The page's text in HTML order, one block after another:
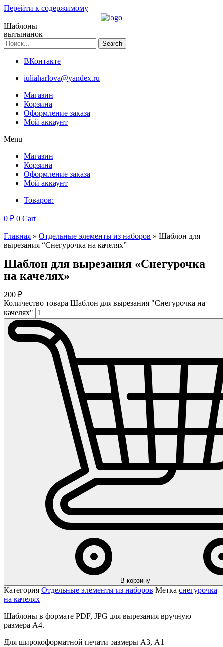
Перейти к содержимому
Шаблоны
вытынанок
Search
ВКонтакте
iuliaharlova@yandex.ru
Магазин
Корзина
Оформление заказа
Мой аккаунт
Menu
Магазин
Корзина
Оформление заказа
Мой аккаунт
Товаров:
0 ₽ 0 Cart
Главная » Отдельные элементы из наборов » Шаблон для
вырезания “Снегурочка на качелях”
Шаблон для вырезания «Снегурочка
на качелях»
200 ₽
Количество товара Шаблон для вырезания "Снегурочка на
качелях"
В корзину
Категория Отдельные элементы из наборов Метка снегурочка
на качелях
Шаблоны в формате PDF, JPG для вырезания вручную
размера А4.
Для широкоформатной печати размеры А3, А1